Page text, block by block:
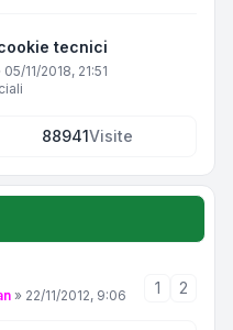
tecnici
05/11/2018, 21:51
88941Visite
» 22/11/2012, 9:06 1 2